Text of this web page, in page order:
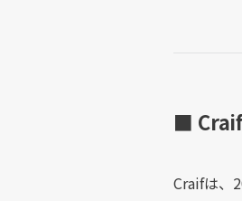
■
Craifは、